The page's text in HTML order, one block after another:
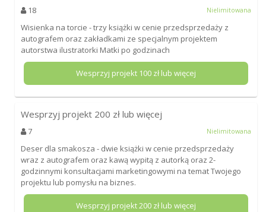
18 Nielimitowana
Wisienka na torcie - trzy książki w cenie przedsprzedaży z
autografem oraz zakładkami ze specjalnym projektem
autorstwa ilustratorki Matki po godzinach
Wesprzyj projekt 100zł lub więcej
Wesprzyj projekt 200 zł lub więcej
7 Nielimitowana
Deser dla smakosza - dwie książki w cenie przedsprzedaży
wraz z autografem oraz kawą wypitą z autorką oraz 2-
godzinnymi konsultacjami marketingowymi na temat Twojego
projektu lub pomysłu na biznes.
Wesprzyj projekt200zł lub więcej